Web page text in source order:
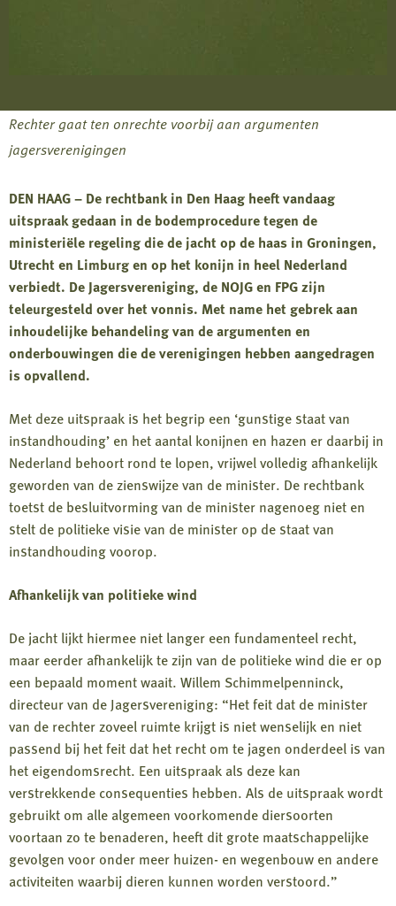
Rechter gaat ten onrechte voorbij aan argumenten
jagersverenigingen
DEN HAAG – De rechtbank in Den Haag heeft vandaag
uitspraak gedaan in de bodemprocedure tegen de
ministeriële regeling die de jacht op de haas in Groningen,
Utrecht en Limburg en op het konijn in heel Nederland
verbiedt. De Jagersvereniging, de NOJG en FPG zijn
teleurgesteld over het vonnis. Met name het gebrek aan
inhoudelijke behandeling van de argumenten en
onderbouwingen die de verenigingen hebben aangedragen
is opvallend.
Met deze uitspraak is het begrip een ‘gunstige staat van
instandhouding’ en het aantal konijnen en hazen er daarbij in
Nederland behoort rond te lopen, vrijwel volledig afhankelijk
geworden van de zienswijze van de minister. De rechtbank
toetst de besluitvorming van de minister nagenoeg niet en
stelt de politieke visie van de minister op de staat van
instandhouding voorop.
Afhankelijk van politieke wind
De jacht lijkt hiermee niet langer een fundamenteel recht,
maar eerder afhankelijk te zijn van de politieke wind die er op
een bepaald moment waait. Willem Schimmelpenninck,
directeur van de Jagersvereniging: “Het feit dat de minister
van de rechter zoveel ruimte krijgt is niet wenselijk en niet
passend bij het feit dat het recht om te jagen onderdeel is van
het eigendomsrecht. Een uitspraak als deze kan
verstrekkende consequenties hebben. Als de uitspraak wordt
gebruikt om alle algemeen voorkomende diersoorten
voortaan zo te benaderen, heeft dit grote maatschappelijke
gevolgen voor onder meer huizen- en wegenbouw en andere
activiteiten waarbij dieren kunnen worden verstoord.”